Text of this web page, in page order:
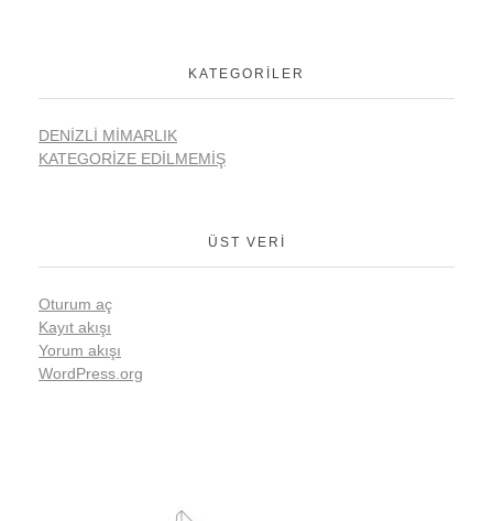
KATEGORILER
DENIZLI MIMARLIK
KATEGORIZE EDILMEMIŞ
ÜST VERI
Oturum aç
Kayıt akışı
Yorum akışı
WordPress.org